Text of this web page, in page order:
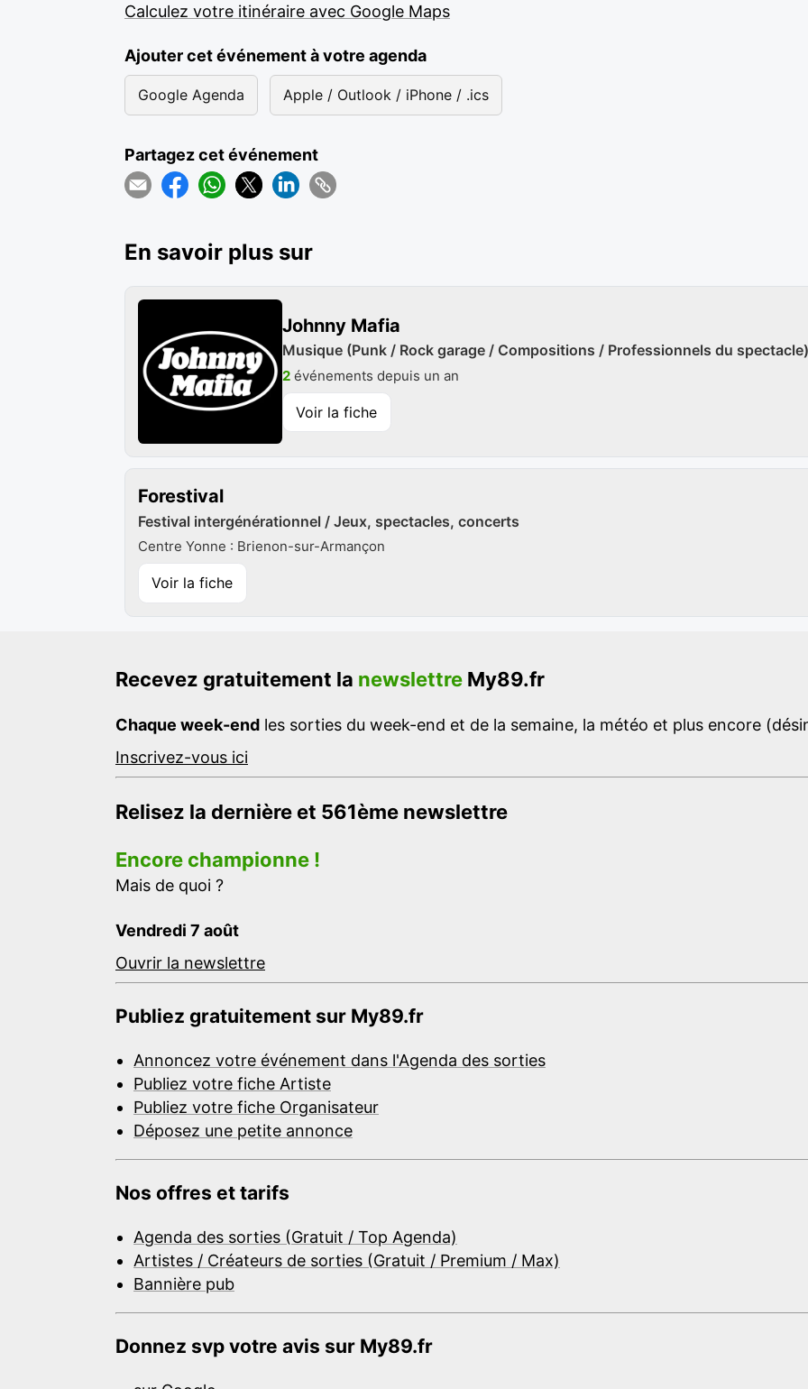
Calculez votre itinéraire avec Google Maps
Ajouter cet événement à votre agenda
Google Agenda Apple / Outlook / iPhone / .ics
Partagez cet événement
En savoir plus sur
Johnny Mafia
Musique (Punk / Rock garage / Compositions / Professionnels du spectacle)
2 événements depuis un an
Voir la fiche
Forestival
Festival intergénérationnel / Jeux, spectacles, concerts
Centre Yonne : Brienon-sur-Armançon
Voir la fiche
Recevez gratuitement la newslettre My89.fr
Chaque week-end les sorties du week-end et de la semaine, la météo et plus encore
Inscrivez-vous ici
Relisez la dernière et 561ème newslettre
Encore championne !
Mais de quoi ?
Vendredi 7 août
Ouvrir la newslettre
Publiez gratuitement sur My89.fr
Annoncez votre événement dans l'Agenda des sorties
Publiez votre fiche Artiste
Publiez votre fiche Organisateur
Déposez une petite annonce
Nos offres et tarifs
Agenda des sorties (Gratuit / Top Agenda)
Artistes / Créateurs de sorties (Gratuit / Premium / Max)
Bannière pub
Donnez svp votre avis sur My89.fr